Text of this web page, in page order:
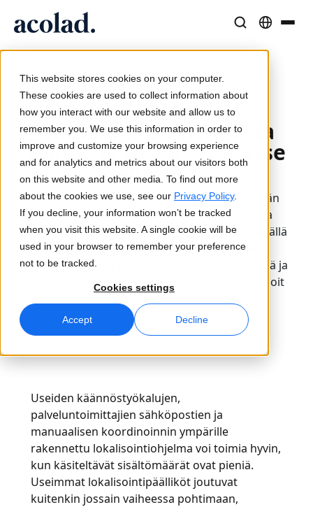
This website stores cookies on your computer.
These cookies are used to collect information about
how you interact with our website and allow us to
remember you. We use this information in order to
improve and customize your browsing experience
and for analytics and metrics about our visitors both
on this website and other media. To find out more
about the cookies we use, see our Privacy Policy.
If you decline, your information won’t be tracked
when you visit this website. A single cookie will be
used in your browser to remember your preference
not to be tracked.
Cookies settings
Accept Decline
Käännös
Tekoälyn nopeus, inhimillinen tarkkuus
Tulkkaus
Saumatonta viestintää missä tahansa
Media ja viihde
Tuo tarinat joka näytölle
Konsultointi ja ulkoistus
Transkriptio
Muunna ääni toiminnaksi
Datapalvelut
Vahvista tekoälyä luotettavilla tiedoilla
Lia Translate
Välittömiä brändin mukaisia käännöksiä
Lia Live
Uusi näkökulma tulkkaukseen
Yhteydet
Työnkulkujen integrointi yksinkertaistettuna
AI-tulkkaus
AI-jälkiäänitys
Tehokasta jälkiäänitystä laajassa mittakaavassa
AI-datapalvelut
Paranna AI:ta laadukkaalla datalla
Menestystarinat
Todellisia tuloksia asiakkailtamme
Artikkelit
Asiantuntijanäkemyksiä globaalista sisällöstä
E-kirjat
Syvällisiä oppaita ja strategioita
On-demand-webinaarit
AI-ohjatun käännöksen hallinta globaaleille
brändeille
Vinkkejä tehokkuuden, skaalan ja laadun parantamiseen
Tietoa Acolad
Kestävyys
Kumppanit
Uutiset
Urat
Rakenna tulevaisuutesi kanssamme
Freelance-mahdollisuudet
Liity globaaliin verkostoomme
2.4.2026
Mitä lokalisointialusta
tekee, ja tarvitsetko itse
sellaisen?
Lokalisointialusta auttaa tiimejä käsittelemään
monikielistä sisältöä laajassa mittakaavassa
hallitummin, johdonmukaisemmin ja vähemmällä
vaivalla. Tässä artikkelissa selitetään, mitä
lokalisointialusta tekee, miten se eroaa TMS:stä ja
mihin kannattaa kiinnittää huomiota, kun arvioit
Useiden käännöstyökalujen,
palveluntoimittajien sähköpostien ja
manuaalisen koordinoinnin ympärille
rakennettu lokalisointiohjelma voi toimia hyvin,
kun käsiteltävät sisältömäärät ovat pieniä.
Useimmat lokalisointipäälliköt joutuvat
kuitenkin jossain vaiheessa pohtimaan,